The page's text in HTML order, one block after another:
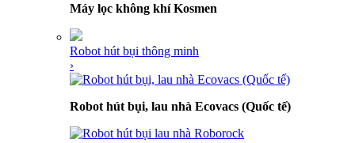
Máy lọc không khí Kosmen
Robot hút bụi thông minh
›
Robot hút bụi, lau nhà Ecovacs (Quốc tế)